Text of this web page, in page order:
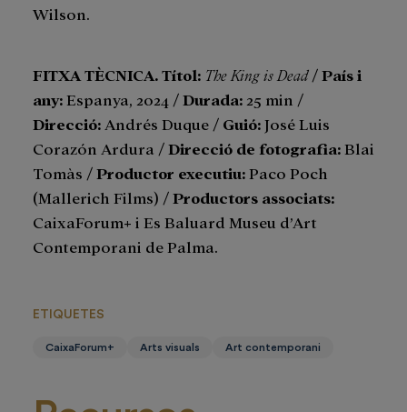
Wilson.
FITXA TÈCNICA. Títol: The King is Dead/País i
any:Espanya, 2024 /Durada: 25 min /
Direcció: Andrés Duque / Guió:José Luis
Corazón Ardura /Direcció de fotografia:Blai
Tomàs /Productor executiu:Paco Poch
(Mallerich Films) /Productors associats:
CaixaForum+ i Es Baluard Museu d’Art
Contemporani de Palma.
ETIQUETES
CaixaForum+ Arts visuals Art contemporani